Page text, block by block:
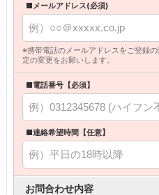
■メールアドレス(必須)
※携帯電話のメールアドレスをご登録
定の変更をお願いします。
■電話番号【必須】
■連絡希望時間【任意】
お問合わせ内容